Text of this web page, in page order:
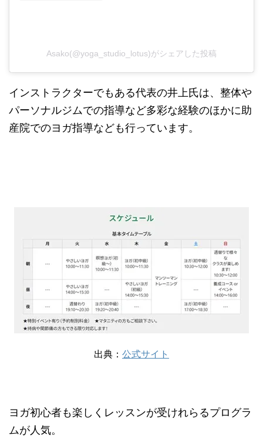
Asako(@yoga_studio_lotus)がシェアした投稿
インストラクターでもある代表の井上氏は、整体や
パーソナルジムでの指導など多彩な経験のほかに助
産院でのヨガ指導なども行っています。
出典： 公式サイト
ヨガ初心者も楽しくレッスンが受けれらるプログラ
ムが人気。